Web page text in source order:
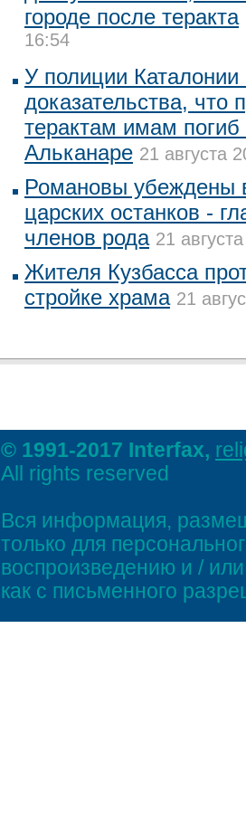
городе после теракта
16:54
У полиции Каталонии
доказательства, что
терактам имам
Альканаре 21 августа
Романовы убеждены
царских останков -
членов рода 21
Жителя Кузбасса
стройке храма 21
© 1991-2017 Interfax,
All rights reserved
Вся информация,
только для
воспроизведению и /
как с письменного